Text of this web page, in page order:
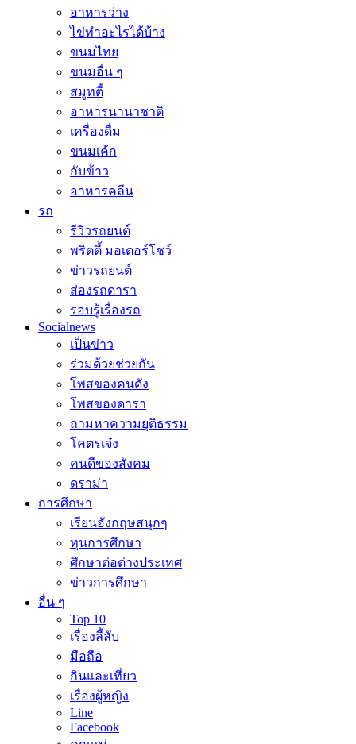
อาหารว่าง
ไข่ทำอะไรได้บ้าง
ขนมไทย
ขนมอื่น ๆ
สมูทตี้
อาหารนานาชาติ
เครื่องดื่ม
ขนมเค้ก
กับข้าว
อาหารคลีน
รถ
รีวิวรถยนต์
พริตตี้ มอเตอร์โชว์
ข่าวรถยนต์
ส่องรถดารา
รอบรู้เรื่องรถ
Socialnews
เป็นข่าว
ร่วมด้วยช่วยกัน
โพสของคนดัง
โพสของดารา
ถามหาความยุติธรรม
โคตรเจ๋ง
คนดีของสังคม
ดราม่า
การศึกษา
เรียนอังกฤษสนุกๆ
ทุนการศึกษา
ศึกษาต่อต่างประเทศ
ข่าวการศึกษา
อื่น ๆ
Top 10
เรื่องลี้ลับ
มือถือ
กินและเที่ยว
เรื่องผู้หญิง
Line
Facebook